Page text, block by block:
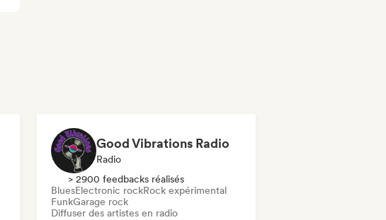
Good Vibrations Radio
Radio
> 2900 feedbacks réalisés
BluesElectronic rockRock expérimental
FunkGarage rock
Diffuser des artistes en radio